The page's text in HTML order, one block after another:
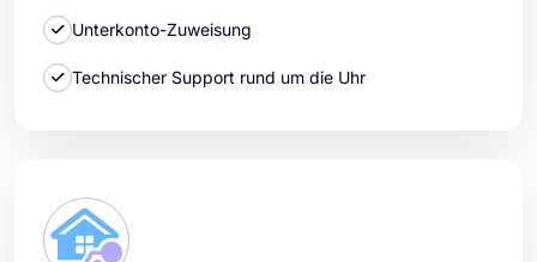
Unterkonto-Zuweisung
Technischer Support rund um die Uhr